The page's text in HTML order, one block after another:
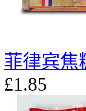
菲律宾焦
£1.85